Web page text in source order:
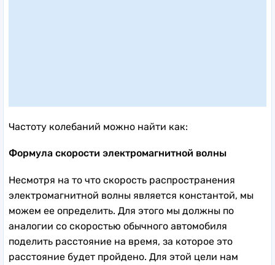
Частоту колебаний можно найти как:
Формула скорости электромагнитной волны
Несмотря на то что скорость распространения
электромагнитной волны является константой, мы
можем ее определить. Для этого мы должны по
аналогии со скоростью обычного автомобиля
поделить расстояние на время, за которое это
расстояние будет пройдено. Для этой цели нам